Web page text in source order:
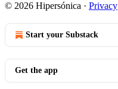
© 2026 Hipersónica · Privacy
Start your Substack
Get the app